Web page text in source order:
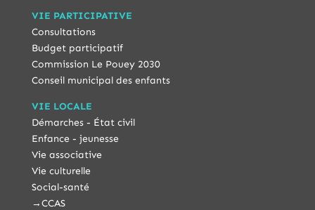
VIE PARTICIPATIVE
Consultations
Budget participatif
Commission Le Pouey 2030
Conseil municipal des enfants
VIE LOCALE
Démarches - État civil
Enfance - jeunesse
Vie associative
Vie culturelle
Social-santé
→CCAS